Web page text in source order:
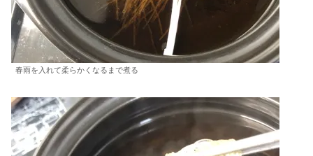
春雨を入れて柔らかくなるまで煮る